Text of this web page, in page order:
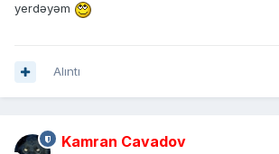
yerdəyəm
Alıntı
Kamran Cavadov